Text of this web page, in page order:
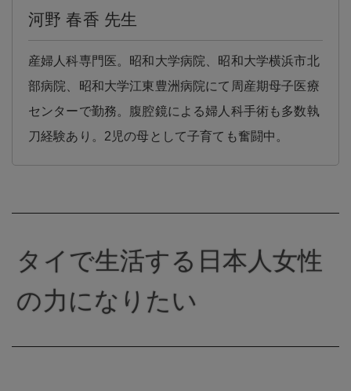
河野 春香 先生
産婦人科専門医。昭和大学病院、昭和大学横浜市北
部病院、昭和大学江東豊洲病院にて周産期母子医療
センターで勤務。腹腔鏡による婦人科手術も多数執
刀経験あり。2児の母として子育ても奮闘中。
タイで生活する日本人女性
の力になりたい